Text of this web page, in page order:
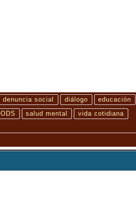
denuncia social diálogo educación
ODS salud mental vida cotidiana